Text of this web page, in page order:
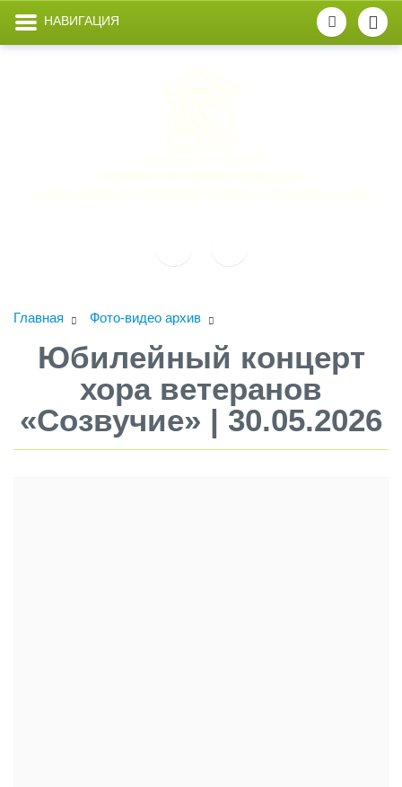
НАВИГАЦИЯ
Главная Фото-видео архив
Юбилейный концерт
хора ветеранов
«Созвучие» | 30.05.2026